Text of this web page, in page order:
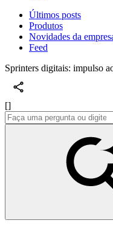
Últimos posts
Produtos
Novidades da
Feed
Sprinters digitais: impulso
[]